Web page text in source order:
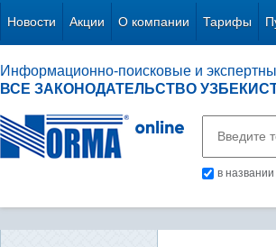
Новости Акции О компании Тарифы
Информационно-поисковые и
ВСЕ ЗАКОНОДАТЕЛЬСТВО
в названии